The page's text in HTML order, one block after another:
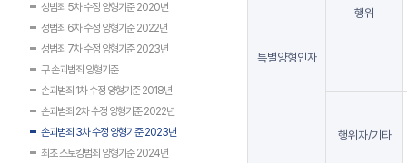
성범죄 5차 수정 양형기준 2020년
성범죄 6차 수정 양형기준 2022년
성범죄 7차 수정 양형기준 2023년
구 손괴범죄 양형기준
손괴범죄 1차 수정 양형기준 2018년
손괴범죄 2차 수정 양형기준 2022년
손괴범죄 3차 수정 양형기준 2023년
최초 스토킹범죄 양형기준 2024년
특별양형인자
행위
행위자/기타